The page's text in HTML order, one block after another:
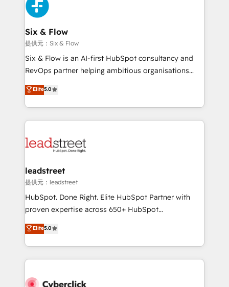
Onboarding Accredited 🔐 ISO27001 & ISO9001
Certified
and Customer First Awards, 4.9/5 rating in HubSpot
Reviews and 4.9/5 rating in Clutch Reviews. Digifianz
helps the following industries: logistics & 3PL, home
improvement & construction, branding and
commercialization, real estate, health, education,
SaaS, Software Dev & IT and consulting, make the
the United States, EU, UAE, Mexico and Latin
America. From casual user to super fan: make
Six & Flow
提供元：Six & Flow
Six & Flow is an AI-first HubSpot consultancy and
RevOps partner helping ambitious organisations
grow with clarity, confidence, and intelligence.
Operating across the UK, Netherlands, Ireland, and
Canada, we’ve delivered thousands of successful
HubSpot projects for mid-market and enterprise
combine HubSpot, data, and AI to design connected
and technology for predictable, scalable revenue
growth. Our expertise spans RevOps, CRM and data
architecture, AI enablement, and strategic marketing,
delivered through our proprietary FLAIR framework
Partner and ISO 27001:2022 certified consultancy,
we blend strategy, creativity, and technology to help
Elite5.0
leadstreet
提供元：leadstreet
HubSpot. Done Right. Elite HubSpot Partner with
proven expertise across 650+ HubSpot
implementations. With 12+ years of HubSpot
experience, we help you use the HubSpot platform
to its fullest capacity, improve your current HubSpot
website, or build your new one.
Elite5.0